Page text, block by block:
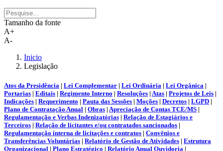
Tamanho da fonte
A+
A-
Inicio
Legislação
Atos da Presidência | Lei Complementar | Lei Ordinária | Lei Orgânica |
Portarias | Editais | Regimento Interno | Resoluções | Atas | Projetos de Leis |
Indicações | Requerimento | Pauta das Sessões | Moções | Decretos | LGPD |
Plano de Contratação Anual | Obras | Apreciação de Contas TCE/MS |
Regulamentação e Verbas Indenizatórias | Relação de Estagiários e
Terceiros | Relação de licitantes e/ou contratados sancionados |
Regulamentação interna de licitações e contratos | Convênios e
Transferências Voluntárias | Relatório de Gestão de Atividades | Estrutura
Organizacional | Plano Estratégico | Relatório Anual Ouvidoria |